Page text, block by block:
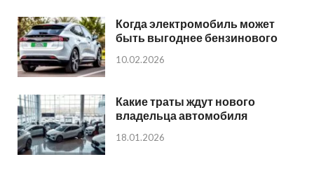
Когда электромобиль может
быть выгоднее бензинового
10.02.2026
Какие траты ждут нового
владельца автомобиля
18.01.2026